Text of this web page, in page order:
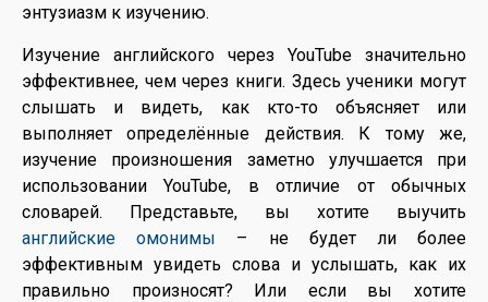
энтузиазм к изучению.
Изучение английского через YouTube значительно
эффективнее, чем через книги. Здесь ученики могут
слышать и видеть, как кто-то объясняет или
выполняет определённые действия. К тому же,
изучение произношения заметно улучшается при
использовании YouTube, в отличие от обычных
словарей. Представьте, вы хотите выучить
английские омонимы – не будет ли более
эффективным увидеть слова и услышать, как их
правильно произносят? Или если вы хотите